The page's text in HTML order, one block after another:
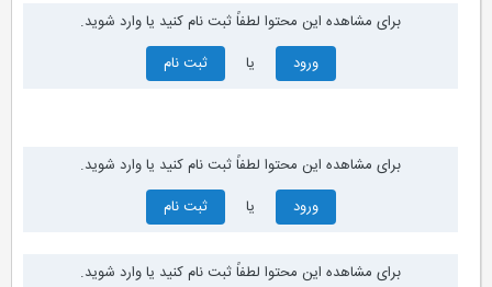
برای مشاهده این محتوا لطفاً ثبت نام کنید یا وارد شوید.
ورود
ثبت نام
برای مشاهده این محتوا لطفاً ثبت نام کنید یا وارد شوید.
ورود
ثبت نام
برای مشاهده این محتوا لطفاً ثبت نام کنید یا وارد شوید.